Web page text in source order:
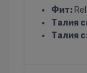
Фит:
Талия
Талия